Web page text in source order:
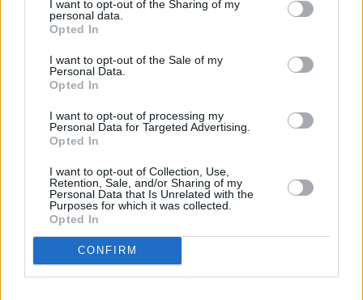
de su consentimiento, pero usted tiene el derecho de
rechazar tal procesamiento. Sus preferencias se aplicarán
cualquier momento entrando de nuevo en este sitio web o
visitando nuestra política de privacidad.
I want to opt-out of the Sharing of my
personal data.
Opted In
I want to opt-out of the Sale of my
Personal Data.
Opted In
I want to opt-out of processing my
Personal Data for Targeted Advertising.
Opted In
I want to opt-out of Collection, Use,
Retention, Sale, and/or Sharing of my
Personal Data that Is Unrelated with the
Purposes for which it was collected.
Opted In
CONFIRM